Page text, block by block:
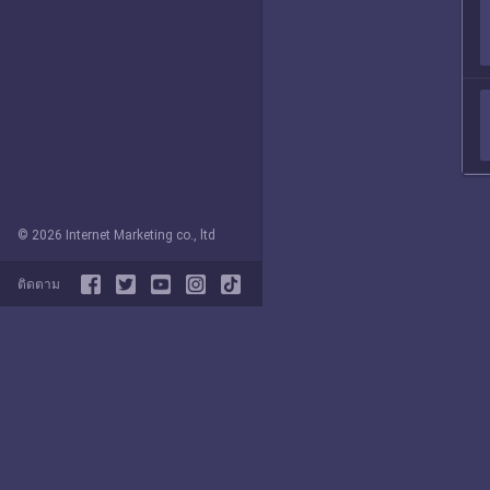
© 2026 Internet Marketing co., ltd
ติดตาม